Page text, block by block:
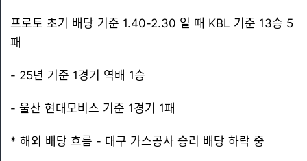
프로토 초기 배당 기준 1.40-2.30 일 때 KBL 기준 13승 5
패
- 25년 기준 1경기 역배 1승
- 울산 현대모비스 기준 1경기 1패
* 해외 배당 흐름 - 대구 가스공사 승리 배당 하락 중